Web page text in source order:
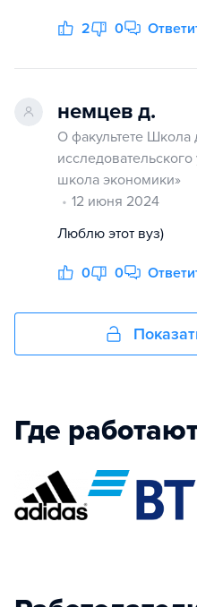
2 0
немцев д.
О факультете Школа
школа экономики»
12 июня 2024
Люблю этот вуз)
0 0
Где